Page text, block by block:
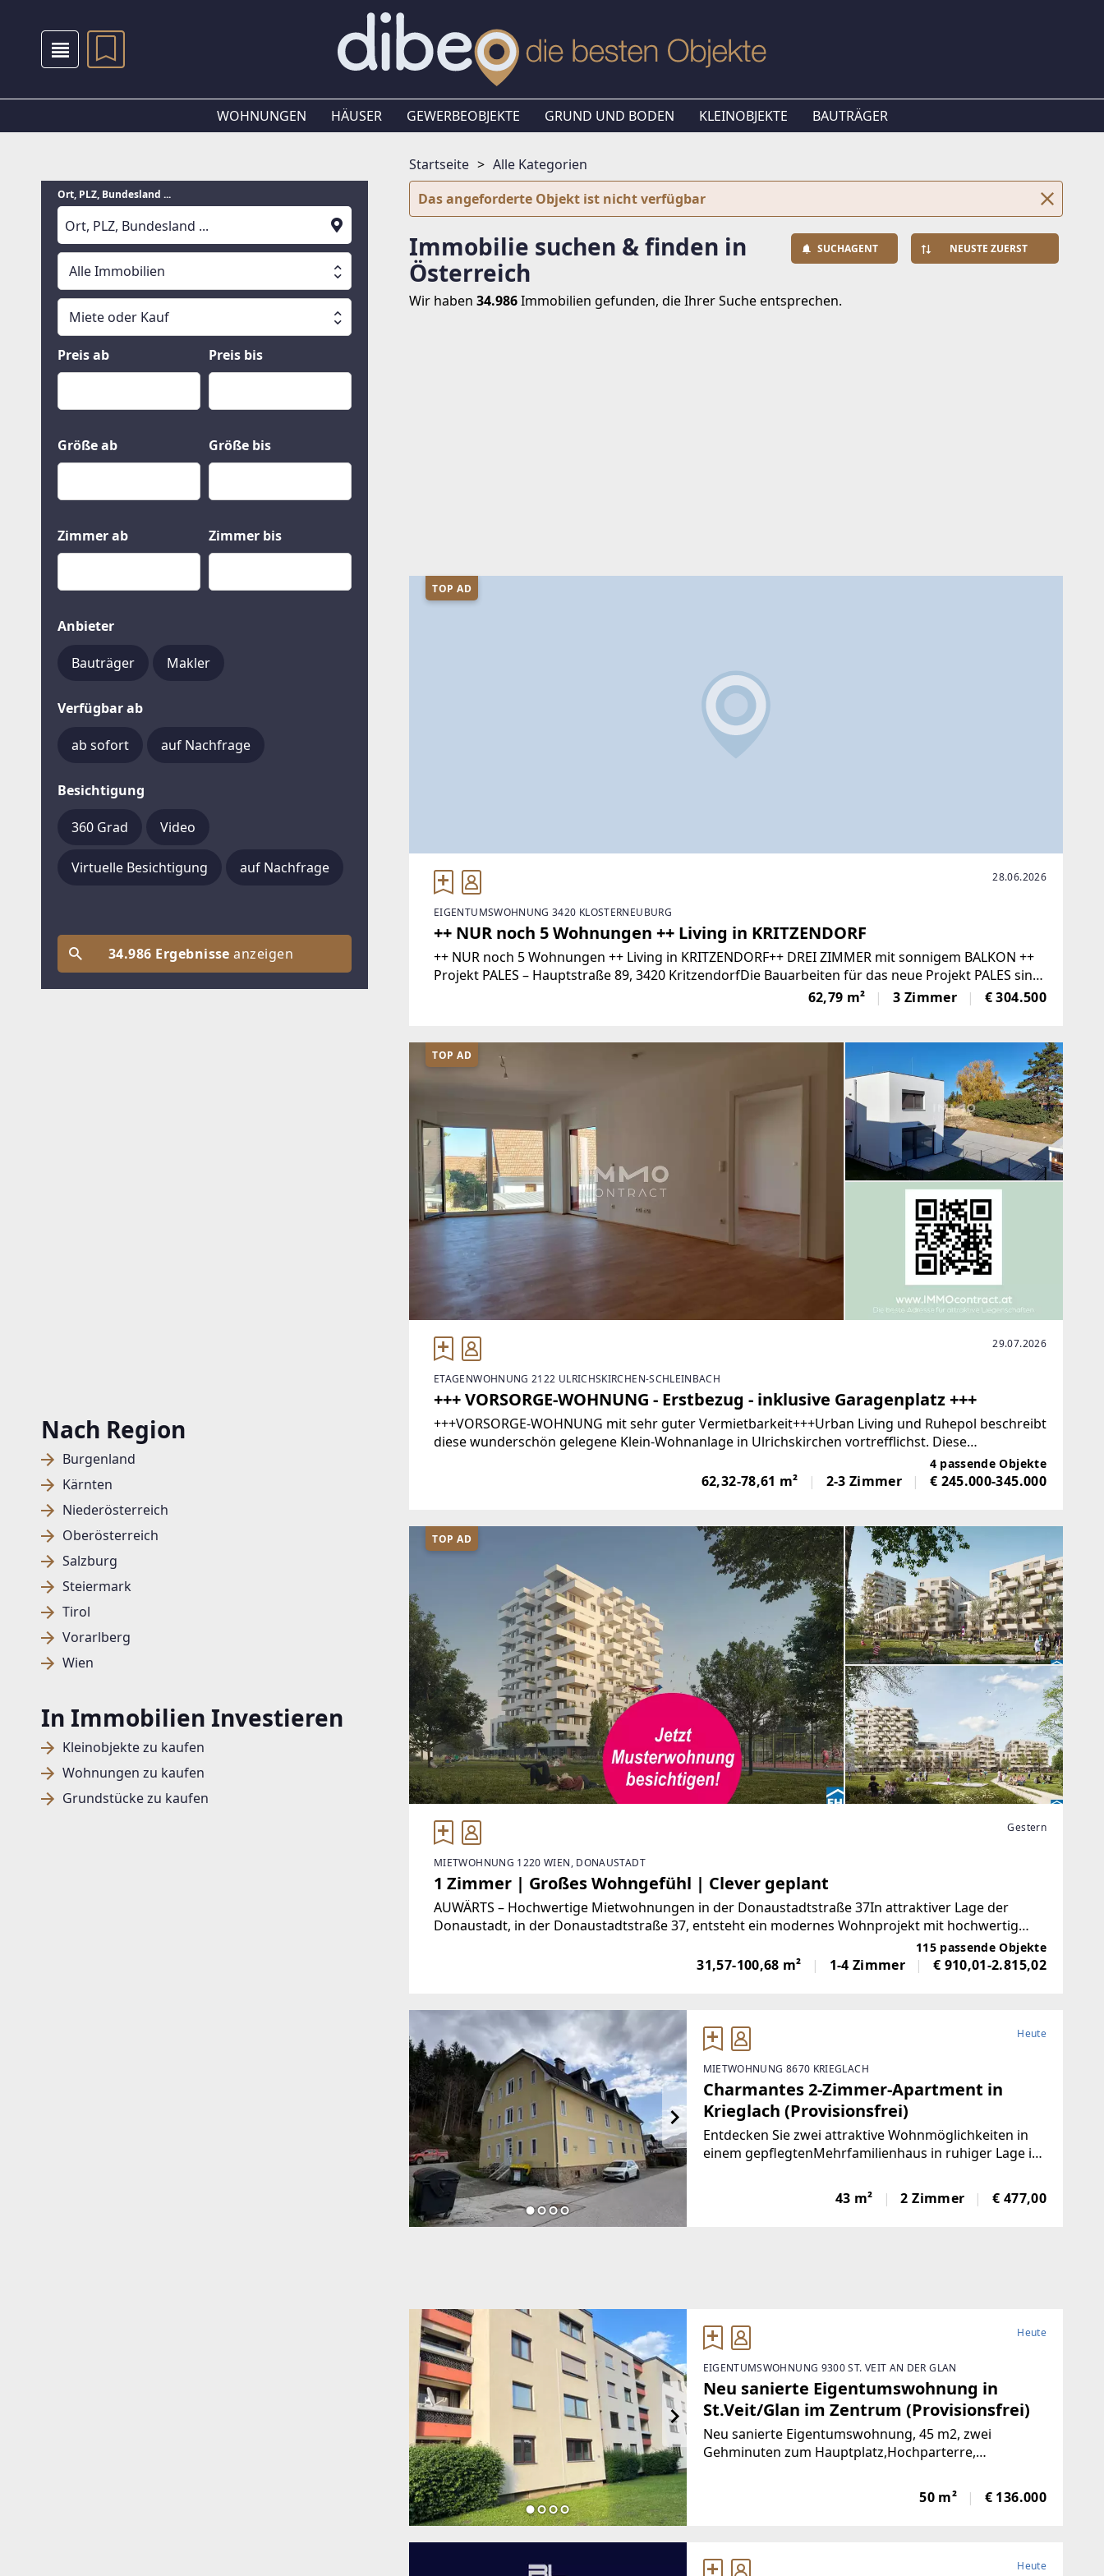
WOHNUNGEN HÄUSER GEWERBEOBJEKTE GRUND UND BODEN KLEINOBJEKTE BAUTRÄGER
Ort, PLZ, Bundesland ...
Suche läuft
Alle Immobilien
Alle Immobilien
Häuser
Grund und Boden
Miete oder Kauf
Miete oder Kauf
Kauf
Preis ab Preis bis
Größe ab Größe bis
Zimmer ab Zimmer bis
Anbieter
Bauträger Makler
Verfügbar ab
ab sofort auf Nachfrage
Besichtigung
360 Grad Video
Virtuelle Besichtigung auf Nachfrage
34.986 Ergebnisseanzeigen
Nach Region
Burgenland
Kärnten
Niederösterreich
Oberösterreich
Salzburg
Steiermark
Tirol
Vorarlberg
Wien
In Immobilien Investieren
Kleinobjekte zu kaufen
Wohnungen zu kaufen
Grundstücke zu kaufen
Startseite
Alle Kategorien
Das angeforderte Objekt ist nicht verfügbar
Immobilie suchen & finden in
Österreich
SUCHAGENT NEUSTE ZUERST
Wir haben 34.986Immobilien gefunden, die Ihrer Suche entsprechen.
TOP AD
28.06.2026
EIGENTUMSWOHNUNG 3420 KLOSTERNEUBURG
++ NUR noch 5 Wohnungen ++ Living in KRITZENDORF
++ NUR noch 5 Wohnungen ++ Living in KRITZENDORF++ DREI ZIMMER mit sonnigem BALKON ++
Projekt PALES – Hauptstraße 89, 3420 KritzendorfDie Bauarbeiten für das neue Projekt PALES sind
62,79 m² 3 Zimmer € 304.500
TOP AD
29.07.2026
ETAGENWOHNUNG 2122 ULRICHSKIRCHEN-SCHLEINBACH
+++ VORSORGE-WOHNUNG - Erstbezug - inklusive Garagenplatz +++
+++VORSORGE-WOHNUNG mit sehr guter Vermietbarkeit+++Urban Living und Ruhepol beschreibt
diese wunderschön gelegene Klein-Wohnanlage in Ulrichskirchen vortrefflichst. Diese
wunderschöne Gartenwohnung besticht durch einen großzügigen Grundriss und einem4 passende Objekte
62,32-78,61 m² 2-3 Zimmer € 245.000-345.000
TOP AD
Gestern
MIETWOHNUNG 1220 WIEN, DONAUSTADT
1 Zimmer | Großes Wohngefühl | Clever geplant
AUWÄRTS – Hochwertige Mietwohnungen in der Donaustadtstraße 37In attraktiver Lage der
Donaustadt, in der Donaustadtstraße 37, entsteht ein modernes Wohnprojekt mit hochwertig
115 passende Objekte
31,57-100,68 m² 1-4 Zimmer € 910,01-2.815,02
Heute
MIETWOHNUNG 8670 KRIEGLACH
Charmantes 2-Zimmer-Apartment in
Krieglach (Provisionsfrei)
Entdecken Sie zwei attraktive Wohnmöglichkeiten in
einem gepflegtenMehrfamilienhaus in ruhiger Lage in
BruttoFrisch und wie neu: Diese 43 m² große Wohnung
wurde komplett saniert. NeueKüche,
43 m² 2 Zimmer € 477,00
Heute
EIGENTUMSWOHNUNG 9300 ST. VEIT AN DER GLAN
Neu sanierte Eigentumswohnung in
St.Veit/Glan im Zentrum (Provisionsfrei)
Neu sanierte Eigentumswohnung, 45 m2, zwei
Gehminuten zum Hauptplatz,Hochparterre,
Grüne, mangelangt über nur 4 Stufen in die Wohnung,
Kindergarten, Volksschule,Mittelschule, Gymnasium,
50 m² € 136.000
Heute